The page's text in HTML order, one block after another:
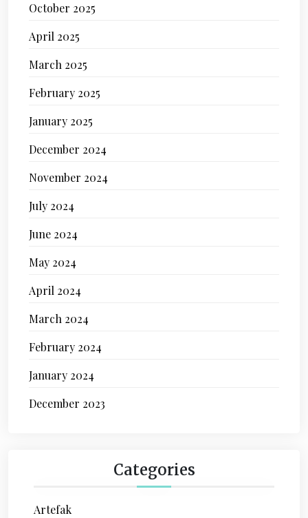
October 2025
April 2025
March 2025
February 2025
January 2025
December 2024
November 2024
July 2024
June 2024
May 2024
April 2024
March 2024
February 2024
January 2024
December 2023
Categories
Artefak